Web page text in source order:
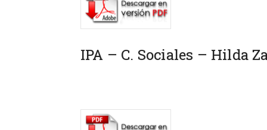
IPA – C. Sociales – Hilda